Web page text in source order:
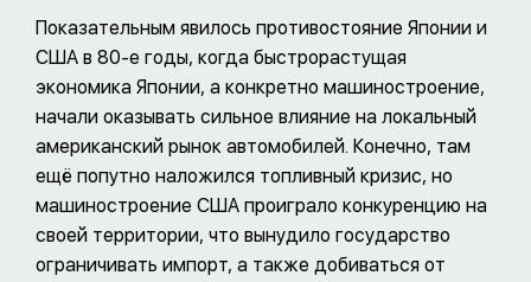
Показательным явилось противостояние Японии и
США в 80-е годы, когда быстрорастущая
экономика Японии, а конкретно машиностроение,
начали оказывать сильное влияние на локальный
американский рынок автомобилей. Конечно, там
ещё попутно наложился топливный кризис, но
машиностроение США проиграло конкуренцию на
своей территории, что вынудило государство
ограничивать импорт, а также добиваться от